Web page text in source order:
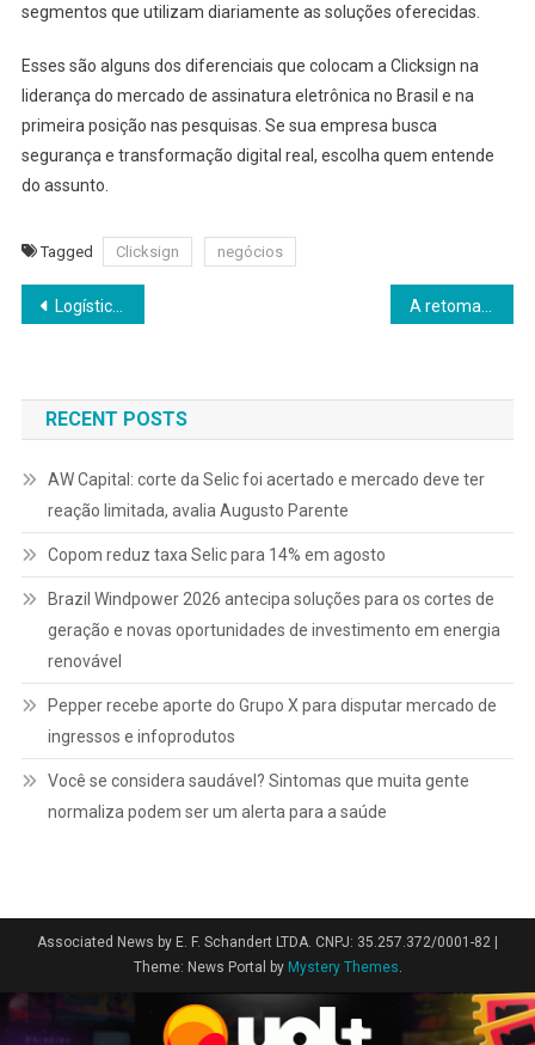
segmentos que utilizam diariamente as soluções oferecidas.
Esses são alguns dos diferenciais que colocam a Clicksign na
liderança do mercado de assinatura eletrônica no Brasil e na
primeira posição nas pesquisas. Se sua empresa busca
segurança e transformação digital real, escolha quem entende
do assunto.
Tagged Clicksign negócios
Navegação
Post
Logística interna vira desafio silencioso nas empresas e armários inteligentes ganham espaço
RECENT POSTS
AW Capital: corte da Selic foi acertado e mercado deve ter
reação limitada, avalia Augusto Parente
Copom reduz taxa Selic para 14% em agosto
Brazil Windpower 2026 antecipa soluções para os cortes de
geração e novas oportunidades de investimento em energia
renovável
Pepper recebe aporte do Grupo X para disputar mercado de
ingressos e infoprodutos
Você se considera saudável? Sintomas que muita gente
normaliza podem ser um alerta para a saúde
Associated News by E. F. Schandert LTDA. CNPJ: 35.257.372/0001-82 |
Theme: News Portal by Mystery Themes